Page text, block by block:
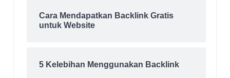
Cara Mendapatkan Backlink Gratis
untuk Website
5 Kelebihan Menggunakan Backlink